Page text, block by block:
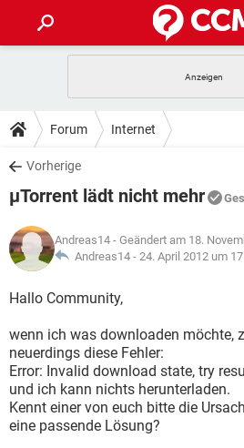
ANDROID
WINDOWS 10
WHATSAPP
FACEBOOK
TIPPS & TRICKS
SPIELE
WHATSAPP
FACEBOOK
DOWNLOADS
SPIELE
ANDROID
WINDOWS 10
WHATSAPP
FORUM
SPIELE
ANDROID
WINDOWS 10
WHATSAPP
FACEBOOK
LEXIKON
SPIELE
WINDOWS 10
WHATSAPP
FACEBOOK
Forum Internet
Vorherige
µTorrent lädt nicht mehr
Andreas14 - Geändert am 18.
Andreas14 - 24. April 2012 um
Hallo Community,
wenn ich was downloaden möchte,
neuerdings diese Fehler:
Error: Invalid download state, try
und ich kann nichts herunterladen.
Kennt einer von euch bitte die
eine passende Lösung?